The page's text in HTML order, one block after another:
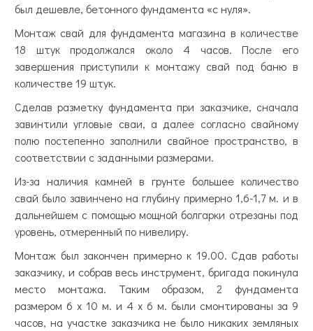
был дешевле, бетонного фундамента «с нуля».
Монтаж свай для фундамента магазина в количестве
18 штук продолжался около 4 часов. После его
завершения приступили к монтажу свай под баню в
количестве 19 штук.
Сделав разметку фундамента при заказчике, сначала
завинтили угловые сваи, а далее согласно свайному
полю постепенно заполнили свайное пространство, в
соответствии с заданными размерами.
Из-за наличия камней в грунте большее количество
свай было завинчено на глубину примерно 1,6-1,7 м. и в
дальнейшем с помощью мощной болгарки отрезаны под
уровень, отмеренный по нивелиру.
Монтаж был закончен примерно к 19.00. Сдав работы
заказчику, и собрав весь инструмент, бригада покинула
место монтажа. Таким образом, 2 фундамента
размером 6 х 10 м. и 4 х 6 м. были смонтированы за 9
часов, на участке заказчика не было никаких земляных